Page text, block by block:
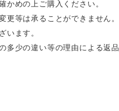
かめの上ご購入ください。
更等は承ることができません。
います。
少の違い等の理由による返